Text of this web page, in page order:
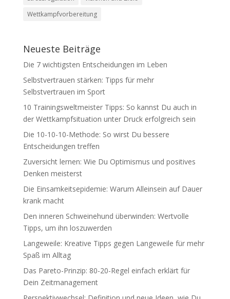
Wettkampfvorbereitung
Neueste Beiträge
Die 7 wichtigsten Entscheidungen im Leben
Selbstvertrauen stärken: Tipps für mehr
Selbstvertrauen im Sport
10 Trainingsweltmeister Tipps: So kannst Du auch in
der Wettkampfsituation unter Druck erfolgreich sein
Die 10-10-10-Methode: So wirst Du bessere
Entscheidungen treffen
Zuversicht lernen: Wie Du Optimismus und positives
Denken meisterst
Die Einsamkeitsepidemie: Warum Alleinsein auf Dauer
krank macht
Den inneren Schweinehund überwinden: Wertvolle
Tipps, um ihn loszuwerden
Langeweile: Kreative Tipps gegen Langeweile für mehr
Spaß im Alltag
Das Pareto-Prinzip: 80-20-Regel einfach erklärt für
Dein Zeitmanagement